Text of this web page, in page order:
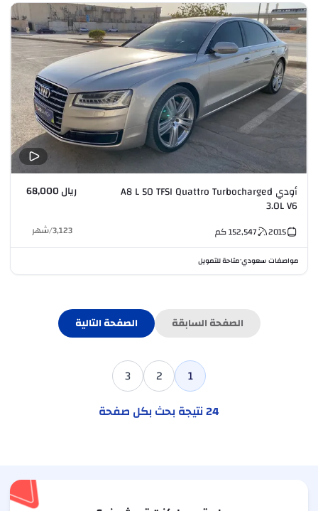
أودي A8 L 50 TFSI Quattro Turbocharged
3.0L V6
ريال 68,000
2015
152,547كم 3,123
/شهر
مواصفات سعودي•متاحة للتمويل
الصفحة السابقة الصفحة التالية
1
2
3
24نتيجة بحث بكل صفحة